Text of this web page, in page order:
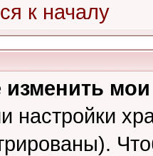
к началу
изменить
настройки